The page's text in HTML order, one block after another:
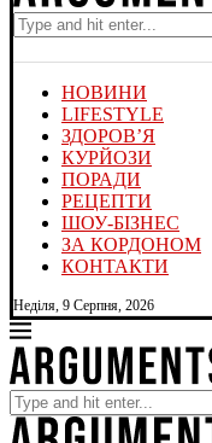
НОВИНИ
LIFESTYLE
ЗДОРОВ’Я
КУРЙОЗИ
ПОРАДИ
РЕЦЕПТИ
ШОУ-БІЗНЕС
ЗА КОРДОНОМ
КОНТАКТИ
Неділя, 9 Серпня, 2026